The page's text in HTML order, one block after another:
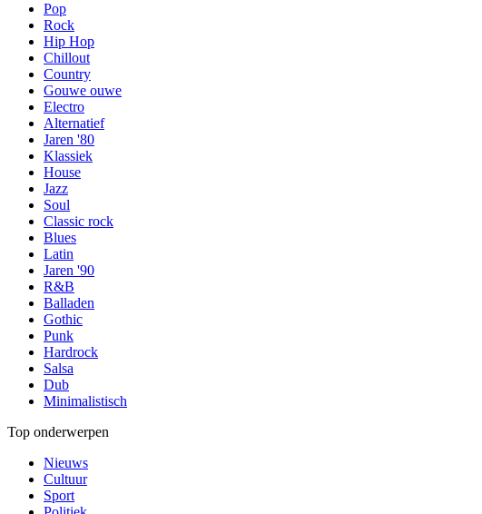
Pop
Rock
Hip Hop
Chillout
Country
Gouwe ouwe
Electro
Alternatief
Jaren '80
Klassiek
House
Jazz
Soul
Classic rock
Blues
Latin
Jaren '90
R&B
Balladen
Gothic
Punk
Hardrock
Salsa
Dub
Minimalistisch
Top onderwerpen
Nieuws
Cultuur
Sport